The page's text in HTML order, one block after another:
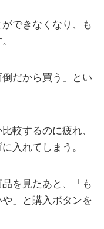
できなくなり、も
だから買う」とい
較するのに疲れ、
入れてしまう。
を見たあと、「も
」と購入ボタンを